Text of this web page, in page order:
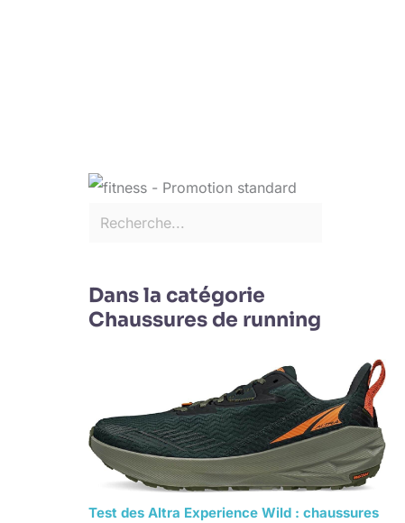
Dans la catégorie
Chaussures de running
Test des Altra Experience Wild : chaussures